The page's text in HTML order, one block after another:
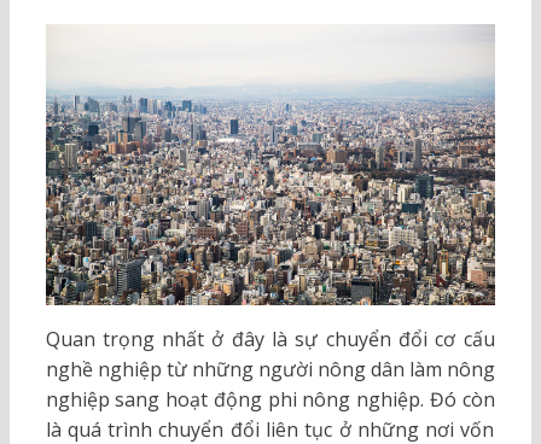
Quan trọng nhất ở đây là sự chuyển đổi cơ cấu
nghề nghiệp từ những người nông dân làm nông
nghiệp sang hoạt động phi nông nghiệp. Đó còn
là quá trình chuyển đổi liên tục ở những nơi vốn